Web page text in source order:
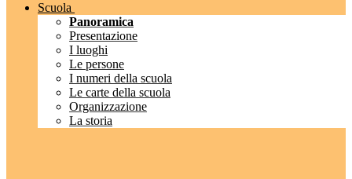
Scuola
Panoramica
Presentazione
I luoghi
Le persone
I numeri della scuola
Le carte della scuola
Organizzazione
La storia